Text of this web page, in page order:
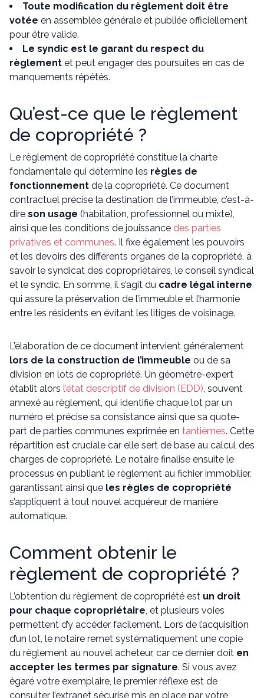
Toute modification du règlement doit être
votée en assemblée générale et publiée officiellement
pour être valide.
Le syndic est le garant du respect du
règlement et peut engager des poursuites en cas de
manquements répétés.
Qu’est-ce que le règlement
de copropriété ?
Le règlement de copropriété constitue la charte
fondamentale qui détermine les règles de
fonctionnement de la copropriété. Ce document
contractuel précise la destination de l’immeuble, c’est-à-
dire son usage (habitation, professionnel ou mixte),
ainsi que les conditions de jouissance des parties
privatives et communes. Il fixe également les pouvoirs
et les devoirs des différents organes de la copropriété, à
savoir le syndicat des copropriétaires, le conseil syndical
et le syndic. En somme, il s’agit du cadre légal interne
qui assure la préservation de l’immeuble et l’harmonie
entre les résidents en évitant les litiges de voisinage.
L’élaboration de ce document intervient généralement
lors de la construction de l’immeuble ou de sa
division en lots de copropriété. Un géomètre-expert
établit alors l’état descriptif de division (EDD), souvent
annexé au règlement, qui identifie chaque lot par un
numéro et précise sa consistance ainsi que sa quote-
part de parties communes exprimée en tantièmes. Cette
répartition est cruciale car elle sert de base au calcul des
charges de copropriété. Le notaire finalise ensuite le
processus en publiant le règlement au fichier immobilier,
garantissant ainsi que les règles de copropriété
s’appliquent à tout nouvel acquéreur de manière
automatique.
Comment obtenir le
règlement de copropriété ?
L’obtention du règlement de copropriété est un droit
pour chaque copropriétaire, et plusieurs voies
permettent d’y accéder facilement. Lors de l’acquisition
d’un lot, le notaire remet systématiquement une copie
du règlement au nouvel acheteur, car ce dernier doit en
accepter les termes par signature. Si vous avez
égaré votre exemplaire, le premier réflexe est de
consulter l’extranet sécurisé mis en place par votre